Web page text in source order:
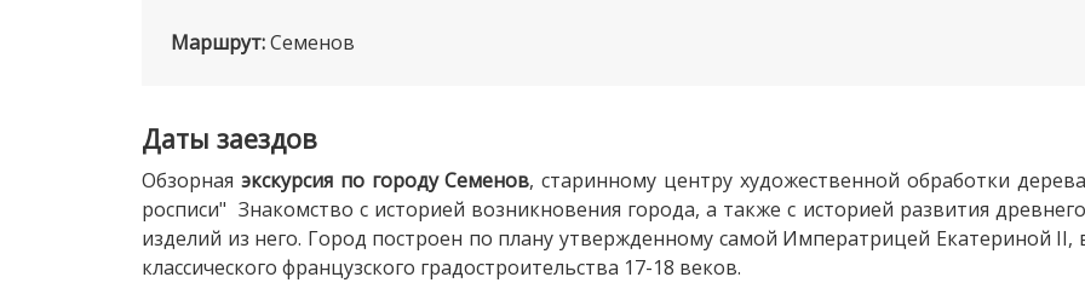
Маршрут:Семенов
Даты заездов
Обзорная экскурсия по городу Семенов, старинному центру художественной обработки
росписи" Знакомство с историей возникновения города, а также с историей развития
изделий из него. Город построен по плану утвержденному самой Императрицей Екатериной
классического французского градостроительства 17-18 веков.